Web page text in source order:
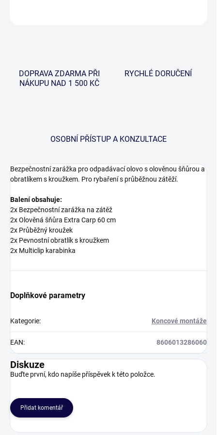
DOPRAVA ZDARMA PŘI
NÁKUPU NAD 1 500 KČ
RYCHLÉ DORUČENÍ
OSOBNÍ PŘÍSTUP A KONZULTACE
Bezpečnostní zarážka pro odpadávací olovo s olověnou šňůrou a
obratlíkem s kroužkem. Pro rybaření s průběžnou zátěží.
Balení obsahuje:
2x Bezpečnostní zarážka na zátěž
2x Olověná šňůra Extra Carp 60 cm
2x Průběžný kroužek
2x Pevnostní obratlík s kroužkem
2x Multiclip karabinka
Doplňkové parametry
Kategorie: Koncové montáže
EAN: 8606013286060
Diskuze
Buďte první, kdo napíše příspěvek k této položce.
Přidat komentář